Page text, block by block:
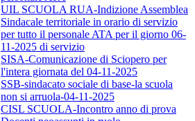
UIL SCUOLA RUA-Indizione Assemblea
Sindacale territoriale in orario di servizio
per tutto il personale ATA per il giorno 06-
11-2025 di servizio
SISA-Comunicazione di Sciopero per
l'intera giornata del 04-11-2025
SSB-sindacato sociale di base-la scuola
non si arruola-04-11-2025
CISL SCUOLA-Incontro anno di prova